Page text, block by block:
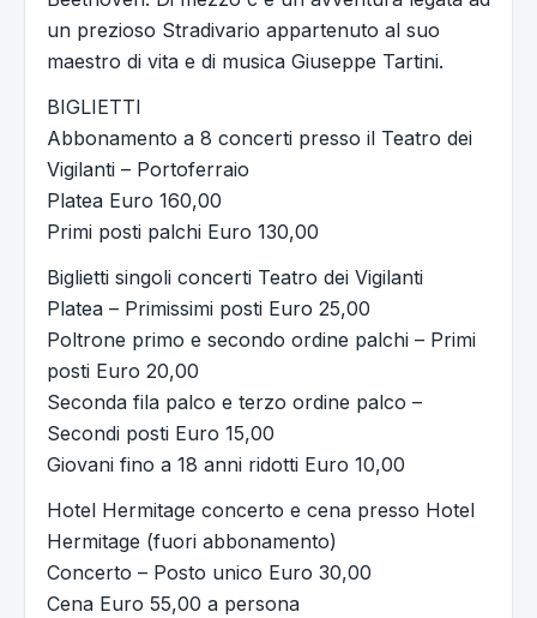
un prezioso Stradivario appartenuto al suo
maestro di vita e di musica Giuseppe Tartini.
BIGLIETTI
Abbonamento a 8 concerti presso il Teatro dei
Vigilanti – Portoferraio
Platea Euro 160,00
Primi posti palchi Euro 130,00
Biglietti singoli concerti Teatro dei Vigilanti
Platea – Primissimi posti Euro 25,00
Poltrone primo e secondo ordine palchi – Primi
posti Euro 20,00
Seconda fila palco e terzo ordine palco –
Secondi posti Euro 15,00
Giovani fino a 18 anni ridotti Euro 10,00
Hotel Hermitage concerto e cena presso Hotel
Hermitage (fuori abbonamento)
Concerto – Posto unico Euro 30,00
Cena Euro 55,00 a persona